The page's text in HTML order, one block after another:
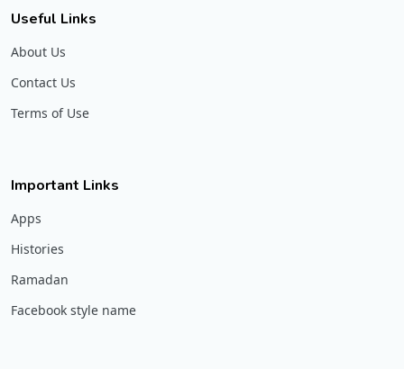
Useful Links
About Us
Contact Us
Terms of Use
Important Links
Apps
Histories
Ramadan
Facebook style name